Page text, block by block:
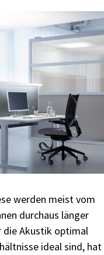
werden meist vom
durchaus länger
die Akustik optimal
ideal sind, hat